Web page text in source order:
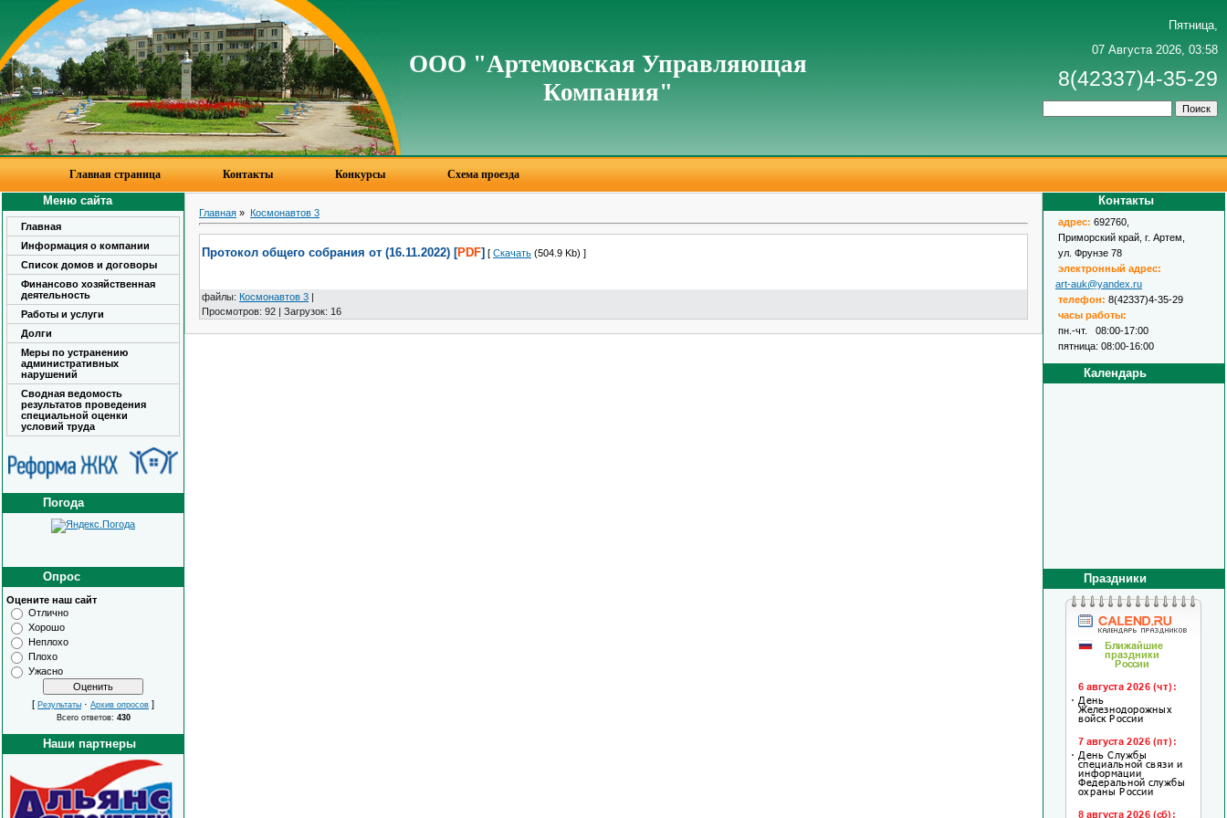
ООО "Артемовская Управляющая
Компания"
Пятница,
07 Августа 2026, 03:58
8(42337)4-35-29
Главная страница Контакты Конкурсы Схема проезда
Меню сайта
Главная
Информация о компании
Список домов и договоры
Финансово хозяйственная
деятельность
Работы и услуги
Долги
Меры по устранению
административных
нарушений
Сводная ведомость
результатов проведения
специальной оценки
условий труда
Погода
Опрос
Оцените наш сайт
Отлично
Хорошо
Неплохо
Плохо
Ужасно
[ Результаты · Архив опросов ]
Всего ответов: 430
Наши партнеры
Главная » Космонавтов 3
Протокол общего собрания от (16.11.2022) [PDF] [ Скачать (504.9 Kb) ]
файлы: Космонавтов 3 |
Просмотров: 92 | Загрузок: 16
Контакты
адрес: 692760,
Приморский край, г. Артем,
ул. Фрунзе 78
электронный адрес:
art-auk@yandex.ru
телефон: 8(42337)4-35-29
часы работы:
пн.-чт. 08:00-17:00
пятница: 08:00-16:00
Календарь
Праздники